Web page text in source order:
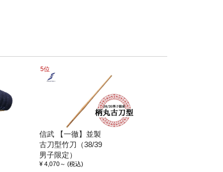
5位
信武 【一徹】並製
古刀型竹刀（38/39
男子限定）
¥ 4,070～ (税込)